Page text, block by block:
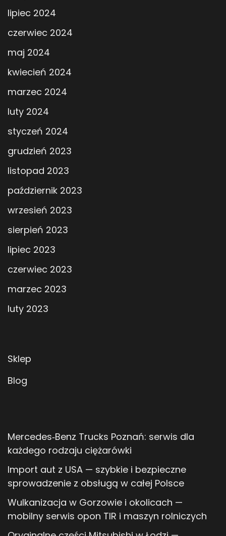
lipiec 2024
czerwiec 2024
maj 2024
kwiecień 2024
marzec 2024
luty 2024
styczeń 2024
grudzień 2023
listopad 2023
październik 2023
wrzesień 2023
sierpień 2023
lipiec 2023
czerwiec 2023
marzec 2023
luty 2023
Sklep
Blog
Mercedes‑Benz Trucks Poznań: serwis dla
każdego rodzaju ciężarówki
Import aut z USA — szybkie i bezpieczne
sprowadzenie z obsługą w całej Polsce
Wulkanizacja w Gorzowie i okolicach —
mobilny serwis opon TIR i maszyn rolniczych